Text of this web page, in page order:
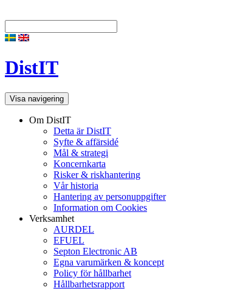
DistIT
Visa navigering
Om DistIT
Detta är DistIT
Syfte & affärsidé
Mål & strategi
Koncernkarta
Risker & riskhantering
Vår historia
Hantering av personuppgifter
Information om Cookies
Verksamhet
AURDEL
EFUEL
Septon Electronic AB
Egna varumärken & koncept
Policy för hållbarhet
Hållbarhetsrapport